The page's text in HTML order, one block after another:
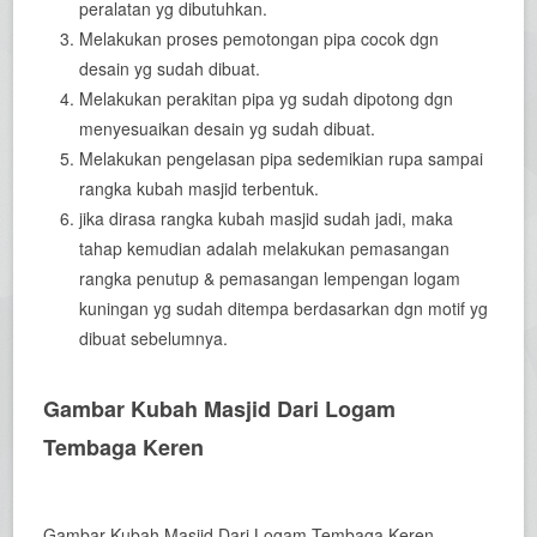
peralatan yg dibutuhkan.
Melakukan proses pemotongan pipa cocok dgn
desain yg sudah dibuat.
Melakukan perakitan pipa yg sudah dipotong dgn
menyesuaikan desain yg sudah dibuat.
Melakukan pengelasan pipa sedemikian rupa sampai
rangka kubah masjid terbentuk.
jika dirasa rangka kubah masjid sudah jadi, maka
tahap kemudian adalah melakukan pemasangan
rangka penutup & pemasangan lempengan logam
kuningan yg sudah ditempa berdasarkan dgn motif yg
dibuat sebelumnya.
Gambar Kubah Masjid Dari Logam
Tembaga Keren